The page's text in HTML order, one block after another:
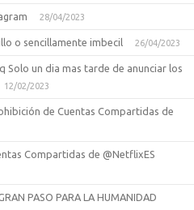
28/04/2023
o sencillamente imbecil 26/04/2023
Solo un dia mas tarde de anunciar los
12/02/2023
de Cuentas Compartidas de
Compartidas de @NetflixES
PASO PARA LA HUMANIDAD